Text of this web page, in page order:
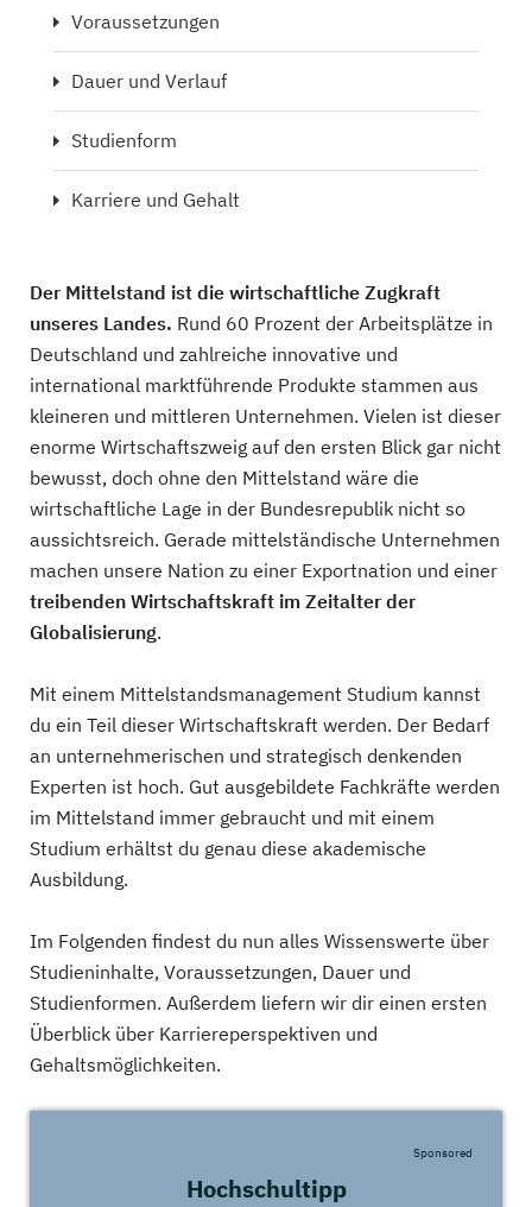
Voraussetzungen
Dauer und Verlauf
Studienform
Karriere und Gehalt
Der Mittelstand ist die wirtschaftliche Zugkraft
unseres Landes. Rund 60 Prozent der Arbeitsplätze in
Deutschland und zahlreiche innovative und
international marktführende Produkte stammen aus
kleineren und mittleren Unternehmen. Vielen ist dieser
enorme Wirtschaftszweig auf den ersten Blick gar nicht
bewusst, doch ohne den Mittelstand wäre die
wirtschaftliche Lage in der Bundesrepublik nicht so
aussichtsreich. Gerade mittelständische Unternehmen
machen unsere Nation zu einer Exportnation und einer
treibenden Wirtschaftskraft im Zeitalter der
Globalisierung.
Mit einem Mittelstandsmanagement Studium kannst
du ein Teil dieser Wirtschaftskraft werden. Der Bedarf
an unternehmerischen und strategisch denkenden
Experten ist hoch. Gut ausgebildete Fachkräfte werden
im Mittelstand immer gebraucht und mit einem
Studium erhältst du genau diese akademische
Ausbildung.
Im Folgenden findest du nun alles Wissenswerte über
Studieninhalte, Voraussetzungen, Dauer und
Studienformen. Außerdem liefern wir dir einen ersten
Überblick über Karriereperspektiven und
Gehaltsmöglichkeiten.
Hochschultipp
Sponsored